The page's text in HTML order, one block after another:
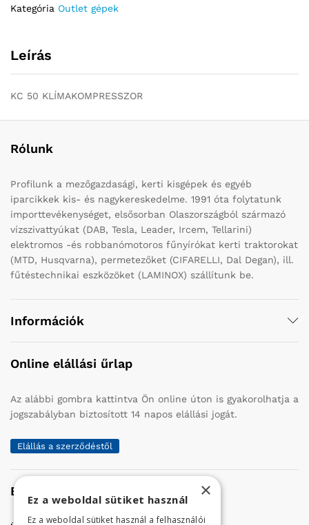
Kategória Outlet gépek
Leírás
KC 50 KLÍMAKOMPRESSZOR
Rólunk
Profilunk a mezőgazdasági, kerti kisgépek és egyéb
iparcikkek kis- és nagykereskedelme. 1991 óta folytatunk
importtevékenységet, elsősorban Olaszországból származó
vízszivattyúkat (DAB, Tesla, Leader, Ircem, Tellarini)
elektromos -és robbanómotoros fűnyírókat kerti traktorokat
(MTD, Husqvarna), permetezőket (CIFARELLI, Dal Degan), ill.
fűtéstechnikai eszközöket (LAMINOX) szállítunk be.
Információk
Online elállási űrlap
Az alábbi gombra kattintva Ön online úton is gyakorolhatja a
jogszabályban biztosított 14 napos elállási jogát.
Elállás a szerződéstől
Elérhetőség ×
Ez a weboldal sütiket használ
Ez a weboldal sütiket használ a felhasználói